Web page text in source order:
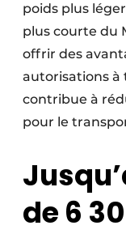
poids plus
plus courte du
offrir des
autorisations à
contribue à
pour le
de 6